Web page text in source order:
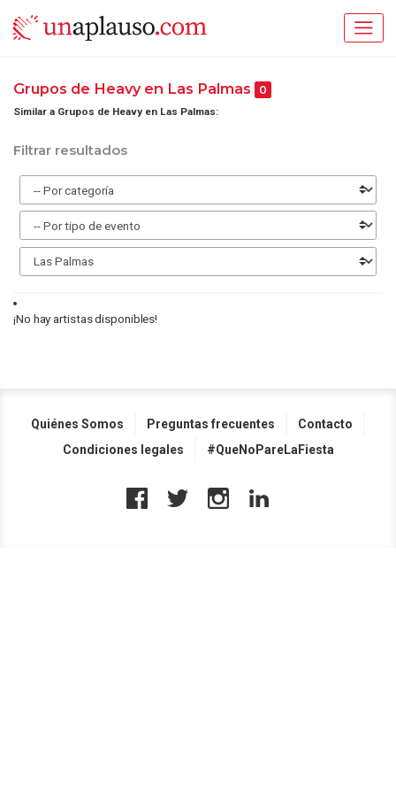
Grupos de Heavy en Las Palmas 0
Similar a Grupos de Heavy en Las Palmas:
Filtrar resultados
¡No hay artistas disponibles!
Quiénes Somos Preguntas frecuentes
Contacto
Condiciones legales
#QueNoPareLaFiesta